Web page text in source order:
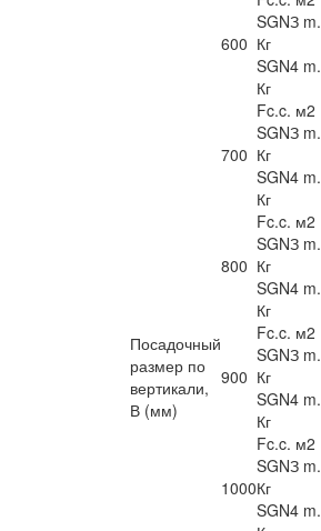
Посадочный
размер по
вертикали,
В (мм)
600
SGNЗ m.
Кг
SGN4 m.
Кг
700
Fc.c. м2
SGNЗ m.
Кг
SGN4 m.
Кг
800
Fc.c. м2
SGNЗ m.
Кг
SGN4 m.
Кг
900
Fc.c. м2
SGNЗ m.
Кг
SGN4 m.
Кг
1000
Fc.c. м2
SGNЗ m.
Кг
SGN4 m.